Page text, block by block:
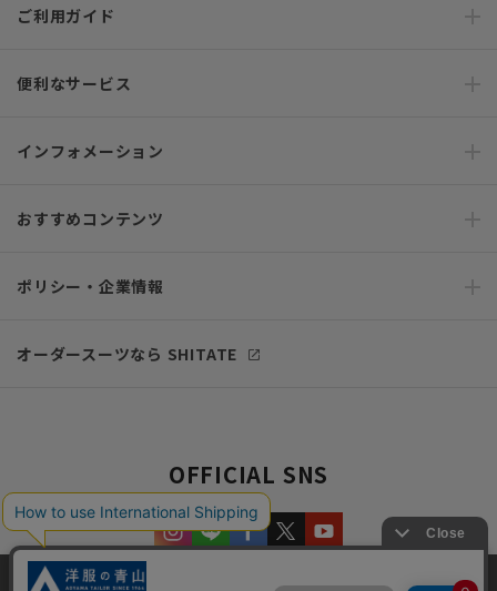
ご利用ガイド
便利なサービス
インフォメーション
おすすめコンテンツ
ポリシー・企業情報
オーダースーツなら SHITATE
OFFICIAL SNS